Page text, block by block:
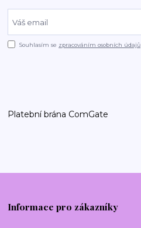
Souhlasím se zpracováním osobních údajů
Platební brána ComGate
Informace pro zákazníky